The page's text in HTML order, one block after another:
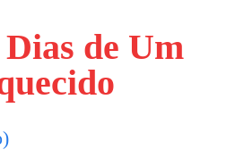
de Um